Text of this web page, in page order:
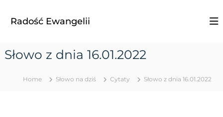
Radość Ewangelii
Słowo z dnia 16.01.2022
Home Słowo na dziś Cytaty Słowo z dnia 16.01.2022